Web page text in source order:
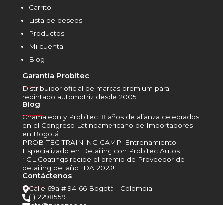
Carrito
Lista de deseos
Productos
Mi cuenta
Blog
Garantía Probitec
______
Distribuidor oficial de marcas premium para
repintado automotriz desde 2005
Blog
______
Chamäleon y Probitec: 8 años de alianza celebrados
en el Congreso Latinoamericano de Importadores
en Bogotá
PROBITEC TRAINING CAMP: Entrenamiento
Especializado en Detailing con Probitec Autos
¡IGL Coatings recibe el premio de Proveedor de
detailing del año IDA 2023!
Contáctenos
______
Calle 69a # 94-66 Bogotá - Colombia
(1) 2298559